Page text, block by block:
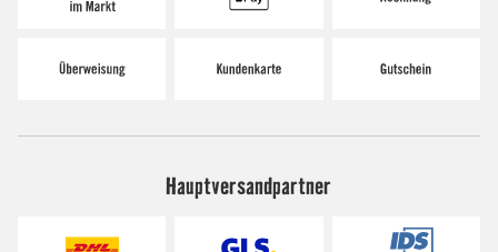
Hauptversandpartner